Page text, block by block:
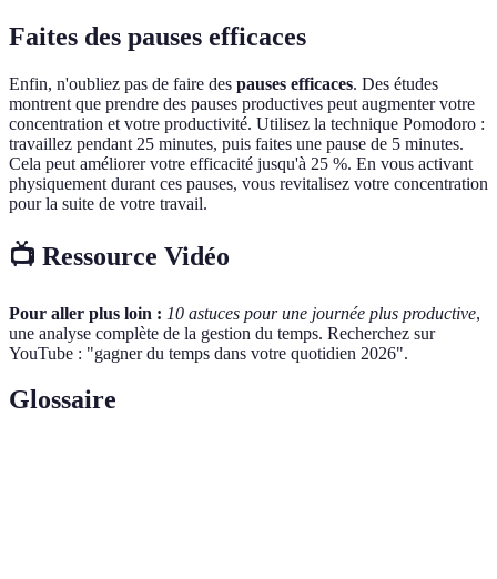
Faites des pauses efficaces
Enfin, n'oubliez pas de faire des pauses efficaces. Des études
montrent que prendre des pauses productives peut augmenter votre
concentration et votre productivité. Utilisez la technique Pomodoro :
travaillez pendant 25 minutes, puis faites une pause de 5 minutes.
Cela peut améliorer votre efficacité jusqu'à 25 %. En vous activant
physiquement durant ces pauses, vous revitalisez votre concentration
pour la suite de votre travail.
📺 Ressource Vidéo
Pour aller plus loin : 10 astuces pour une journée plus productive,
une analyse complète de la gestion du temps. Recherchez sur
YouTube : "gagner du temps dans votre quotidien 2026".
Glossaire